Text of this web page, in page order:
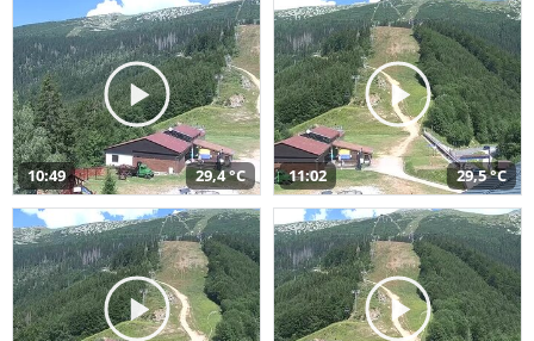
10:49 29,4 °C 11:02 29,5 °C